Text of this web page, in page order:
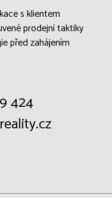
s klientem
prodejní taktiky
před zahájením
424